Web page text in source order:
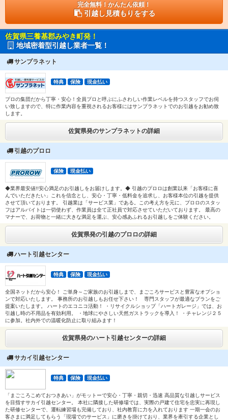
完全無料！かんたん依頼！
引越し見積もりをする
佐賀県三養基郡みやき町発！
地域密着型引越し業者一覧！
サンプラネット
特典 保険 現金払い
プロの集団だから丁寧・安心！全員プロと呼ぶにふさわしい作業レベルを持つスタッフでお伺
い致しますので、特に作業内容を重視されるお客様にはサンプラネットでのお引越をお勧め致
します。
佐賀県発のサンプラネットの詳細
引越のプロロ
保険 現金払い
◆業界最安値!!安心満足のお引越しをお届けします。◆ 引越のプロロは創業以来「お客様に喜
んでいただきたい」これを信念とし、安心・丁寧・低料金を追求し、お客様本位の引越を提供
させて頂いております。 引越業は「サービス業」である。この考え方を元に、プロロのスタッ
フはアルバイトは一切使わず、作業員は全て正社員で対応させていただいております。 最高の
マナーで、お荷物と一緒に大きな満足を運ぶ、安心感あふれるお引越しをご体験ください。
佐賀県発の引越のプロロの詳細
ハート引越センター
特典 保険 現金払い
全国ネットだから安心！ ご単身～ご家族のお引越しまで、まごころサービスと豊富なオプショ
ンで対応いたします。 事務所のお引越しもお任せ下さい！ 専門スタッフが最適なプランをご
提案いたします。 ハートのエコニコ活動！ ・リサイクルショップ「ハートガレージ」では、お
引越し時の不用品を有効利用。 ・地球にやさしい天然ガストラックを導入！ ・チャレンジ２５
に参加。社内外での温暖化防止に取り組みます！
佐賀県発のハート引越センターの詳細
サカイ引越センター
特典 保険 現金払い
「まごころこめておつきあい」がモットーで安心・丁寧・親切・迅速 高品質な引越しサービス
を目指すサカイ引越センター。 本社に隣接した研修場では、実際の戸建て住宅を忠実に再現し
た研修センターで、運転練習場も完備しており、社内教育に力を入れております 一期一会のお
客さまに満足してもらう「現場でのサービス」に磨きを掛けており、業界を牽引する企業とし